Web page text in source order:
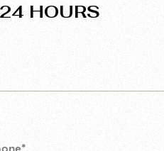
HOURS